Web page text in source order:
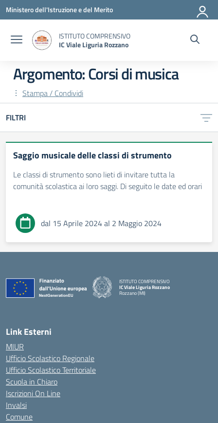
Vai ai contenuti
Vai al menu di navigazione
Vai al footer
Ministero dell'Istruzione e del Merito
ISTITUTO COMPRENSIVO
IC Viale Liguria Rozzano
Argomento: Corsi di musica
Stampa / Condividi
FILTRI
Saggio musicale delle classi di strumento
Le classi di strumento sono lieti di invitare tutta la
comunità scolastica ai loro saggi. Di seguito le date ed orari
dal 15 Aprile 2024 al 2 Maggio 2024
ISTITUTO COMPRENSIVO
IC Viale Liguria Rozzano
Rozzano (MI)
Link Esterni
MIUR
Ufficio Scolastico Regionale
Ufficio Scolastico Territoriale
Scuola in Chiaro
Iscrizioni On Line
Invalsi
Comune